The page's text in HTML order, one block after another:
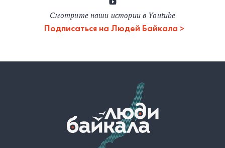
Смотрите наши истории в Youtube
Подписаться на Людей Байкала